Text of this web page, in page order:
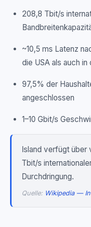
208,8 Tbit/s
~10,5 ms Latenz
die USA als auch in
97,5% der
angeschlossen
1–10 Gbit/s
Island verfügt über
Tbit/s
Durchdringung.
Quelle: Wikipedia —